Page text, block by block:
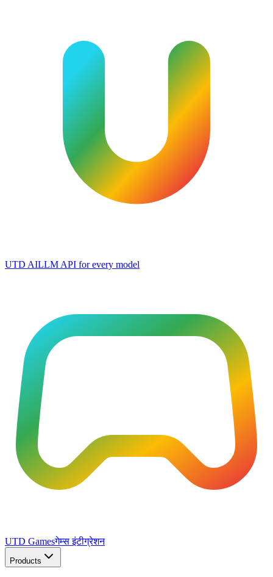
UTD AILLM API for every model
UTD Gamesगेम्स इंटीग्रेशन
Products